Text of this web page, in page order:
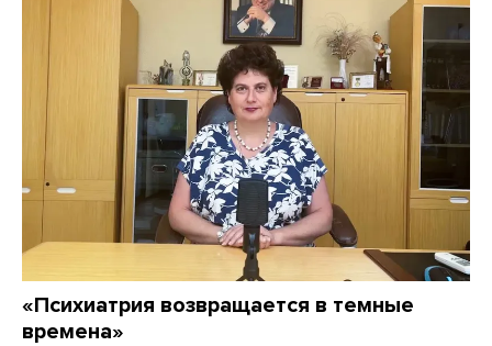
«Психиатрия возвращается в темные
времена»